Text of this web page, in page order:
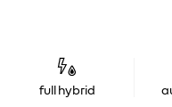
full hybrid